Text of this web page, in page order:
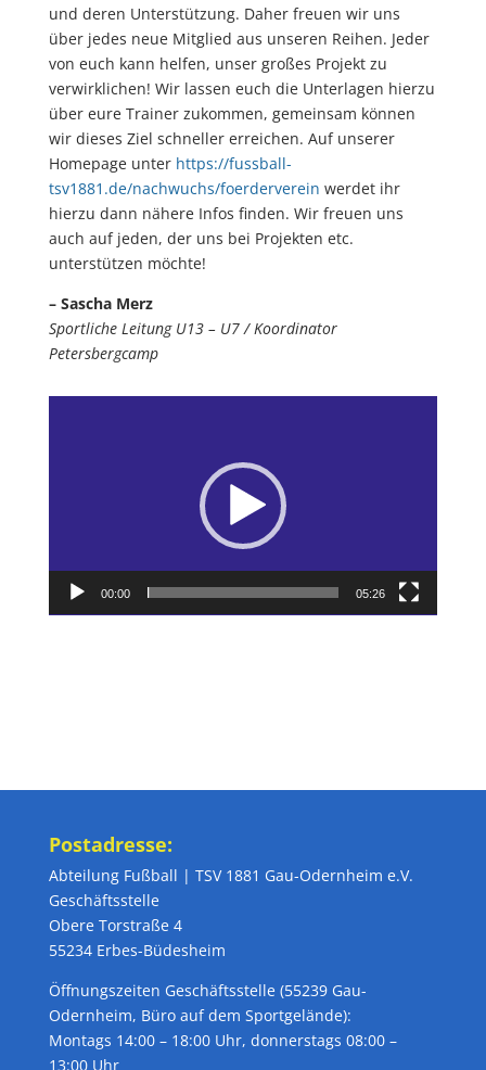
und deren Unterstützung. Daher freuen wir uns
über jedes neue Mitglied aus unseren Reihen. Jeder
von euch kann helfen, unser großes Projekt zu
verwirklichen! Wir lassen euch die Unterlagen hierzu
über eure Trainer zukommen, gemeinsam können
wir dieses Ziel schneller erreichen. Auf unserer
Homepage unter https://fussball-
tsv1881.de/nachwuchs/foerderverein werdet ihr
hierzu dann nähere Infos finden. Wir freuen uns
auch auf jeden, der uns bei Projekten etc.
unterstützen möchte!
– Sascha Merz
Sportliche Leitung U13 – U7 / Koordinator
Petersbergcamp
00:00 05:26
Postadresse:
Abteilung Fußball | TSV 1881 Gau-Odernheim e.V.
Geschäftsstelle
Obere Torstraße 4
55234 Erbes-Büdesheim
Öffnungszeiten Geschäftsstelle (55239 Gau-
Odernheim, Büro auf dem Sportgelände):
Montags 14:00 – 18:00 Uhr, donnerstags 08:00 –
13:00 Uhr